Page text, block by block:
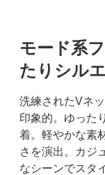
モード系
たりシル
洗練されたVネ
印象的。ゆった
着。軽やかな素
さを演出。カジ
なシーンでスタ